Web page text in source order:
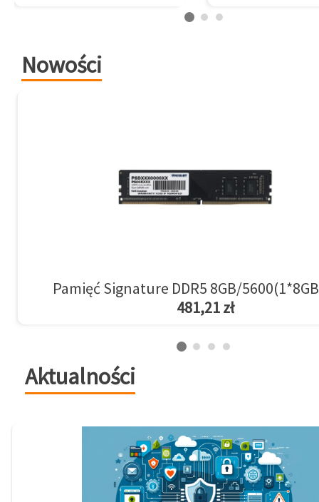
Nowości
Pamięć Signature DDR5 8GB/
481,21 zł
Aktualności